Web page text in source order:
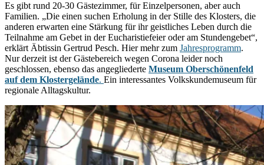
Es gibt rund 20-30 Gästezimmer, für Einzelpersonen, aber auch
Familien. „Die einen suchen Erholung in der Stille des Klosters, die
anderen erwarten eine Stärkung für ihr geistliches Leben durch die
Teilnahme am Gebet in der Eucharistiefeier oder am Stundengebet“,
erklärt Äbtissin Gertrud Pesch. Hier mehr zum Jahresprogramm.
Nur derzeit ist der Gästebereich wegen Corona leider noch
geschlossen, ebenso das angegliederte Museum Oberschönenfeld
auf dem Klostergelände. Ein interessantes Volkskundemuseum für
regionale Alltagskultur.